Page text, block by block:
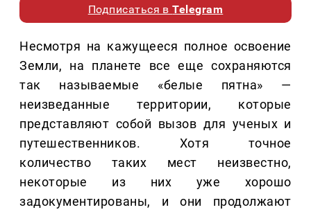
Подписаться вTelegram
Несмотря на кажущееся полное освоение
Земли, на планете все еще сохраняются
так называемые «белые пятна» —
неизведанные территории, которые
представляют собой вызов для ученых и
путешественников. Хотя точное
количество таких мест неизвестно,
некоторые из них уже хорошо
задокументированы, и они продолжают